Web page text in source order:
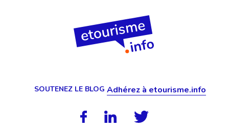
SOUTENEZ LE BLOG Adhérez à etourisme.info